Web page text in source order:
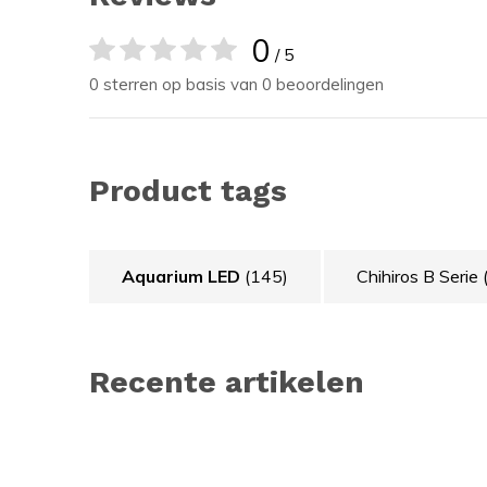
0 / 5
0 sterren op basis van 0 beoordelingen
Product tags
Aquarium LED (145) Chihiros B Serie
Recente artikelen